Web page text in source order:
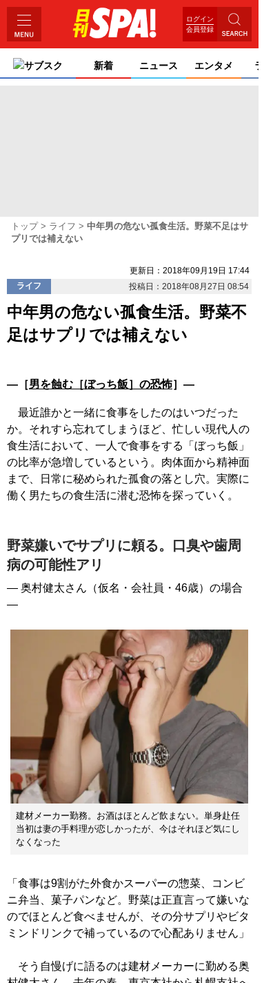
ログイン
会員登録
サブスク 新着 ニュース エンタメ ライ
トップ ライフ
中年男の危ない孤食生活。野菜不足はサ
プリでは補えない
更新日：2018年09月19日 17:44
ライフ
投稿日：2018年08月27日 08:54
中年男の危ない孤食生活。野菜不
足はサプリでは補えない
―［男を蝕む［ぼっち飯］の恐怖］―
最近誰かと一緒に食事をしたのはいつだった
か。それすら忘れてしまうほど、忙しい現代人の
食生活において、一人で食事をする「ぼっち飯」
の比率が急増しているという。肉体面から精神面
まで、日常に秘められた孤食の落とし穴。実際に
働く男たちの食生活に潜む恐怖を探っていく。
野菜嫌いでサプリに頼る。口臭や歯周
病の可能性アリ
― 奥村健太さん（仮名・会社員・46歳）の場合
―
建材メーカー勤務。お酒はほとんど飲まない。単身赴任
当初は妻の手料理が恋しかったが、今はそれほど気にし
なくなった
「食事は9割がた外食かスーパーの惣菜、コンビ
ニ弁当、菓子パンなど。野菜は正直言って嫌いな
のでほとんど食べませんが、その分サプリやビタ
ミンドリンクで補っているので心配ありません」
そう自慢げに語るのは建材メーカーに勤める奥